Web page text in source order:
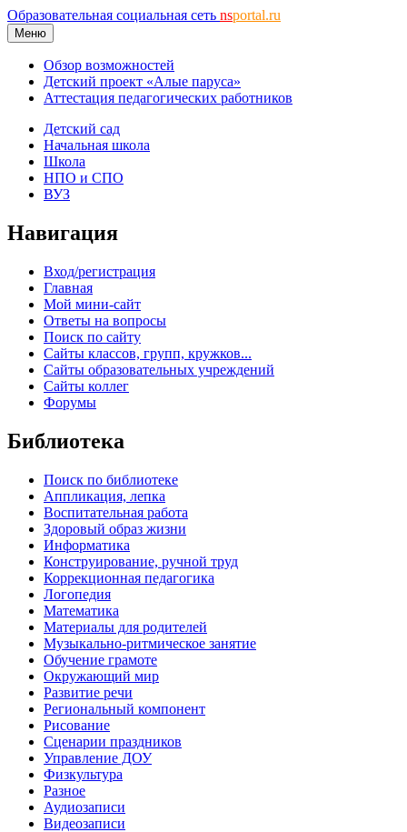
Образовательная социальная сеть nsportal.ru
Меню
Обзор возможностей
Детский проект «Алые паруса»
Аттестация педагогических работников
Детский сад
Начальная школа
Школа
НПО и СПО
ВУЗ
Навигация
Вход/регистрация
Главная
Мой мини-сайт
Ответы на вопросы
Поиск по сайту
Сайты классов, групп, кружков...
Сайты образовательных учреждений
Сайты коллег
Форумы
Библиотека
Поиск по библиотеке
Аппликация, лепка
Воспитательная работа
Здоровый образ жизни
Информатика
Конструирование, ручной труд
Коррекционная педагогика
Логопедия
Математика
Материалы для родителей
Музыкально-ритмическое занятие
Обучение грамоте
Окружающий мир
Развитие речи
Региональный компонент
Рисование
Сценарии праздников
Управление ДОУ
Физкультура
Разное
Аудиозаписи
Видеозаписи